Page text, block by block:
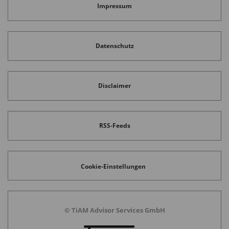
Impressum
Datenschutz
Disclaimer
RSS-Feeds
Cookie-Einstellungen
© TiAM Advisor Services GmbH